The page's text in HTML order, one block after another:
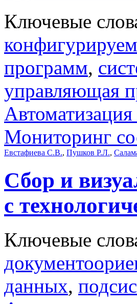
Ключевые
программ,
управляющая
Мониторинг
Евстафиева С.В., Пушков Р.Л.,
Сбор и
с
Ключевые
данных,